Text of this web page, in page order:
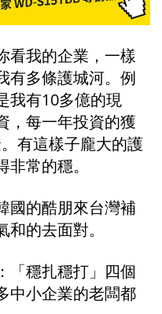
看我的企業，一樣
有多條護城河。例
我有10多億的現
，每一年投資的獲
有這樣子龐大的護
常的穩。
國的酷朋來台灣補
的去面對。
「穩扎穩打」四個
中小企業的老闆都